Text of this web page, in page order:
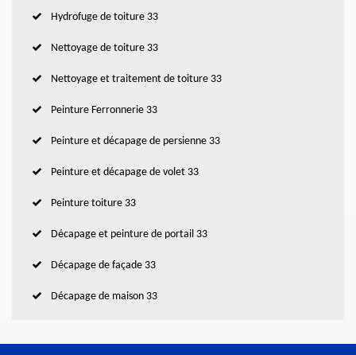
Hydrofuge de toiture 33
Nettoyage de toiture 33
Nettoyage et traitement de toiture 33
Peinture Ferronnerie 33
Peinture et décapage de persienne 33
Peinture et décapage de volet 33
Peinture toiture 33
Décapage et peinture de portail 33
Décapage de façade 33
Décapage de maison 33